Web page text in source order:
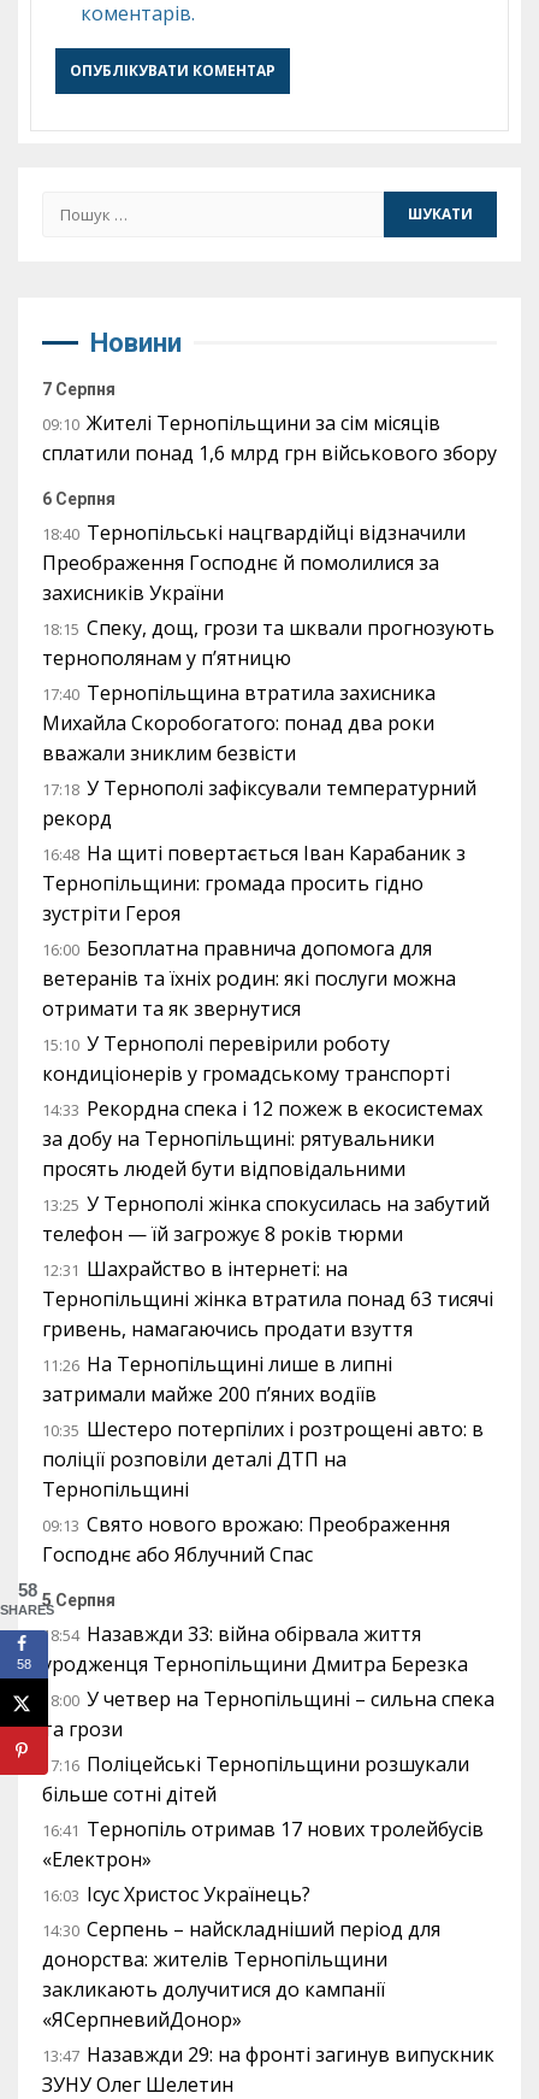
коментарів.
Пошук:
Новини
7 Серпня
09:10 Жителі Тернопільщини за сім місяців
сплатили понад 1,6 млрд грн військового збору
6 Серпня
18:40 Тернопільські нацгвардійці відзначили
Преображення Господнє й помолилися за
захисників України
18:15 Спеку, дощ, грози та шквали прогнозують
тернополянам у п’ятницю
17:40 Тернопільщина втратила захисника
Михайла Скоробогатого: понад два роки
вважали зниклим безвісти
17:18 У Тернополі зафіксували температурний
рекорд
16:48 На щиті повертається Іван Карабаник з
Тернопільщини: громада просить гідно
зустріти Героя
16:00 Безоплатна правнича допомога для
ветеранів та їхніх родин: які послуги можна
отримати та як звернутися
15:10 У Тернополі перевірили роботу
кондиціонерів у громадському транспорті
14:33 Рекордна спека і 12 пожеж в екосистемах
за добу на Тернопільщині: рятувальники
просять людей бути відповідальними
13:25 У Тернополі жінка спокусилась на забутий
телефон — їй загрожує 8 років тюрми
12:31 Шахрайство в інтернеті: на
Тернопільщині жінка втратила понад 63 тисячі
гривень, намагаючись продати взуття
11:26 На Тернопільщині лише в липні
затримали майже 200 п’яних водіїв
10:35 Шестеро потерпілих і розтрощені авто: в
поліції розповіли деталі ДТП на
Тернопільщині
09:13 Свято нового врожаю: Преображення
Господнє або Яблучний Спас
5 Серпня
18:54 Назавжди 33: війна обірвала життя
уродженця Тернопільщини Дмитра Березка
18:00 У четвер на Тернопільщині – сильна спека
та грози
17:16 Поліцейські Тернопільщини розшукали
більше сотні дітей
16:41 Тернопіль отримав 17 нових тролейбусів
«Електрон»
16:03 Ісус Христос Українець?
14:30 Серпень – найскладніший період для
донорства: жителів Тернопільщини
закликають долучитися до кампанії
«ЯСерпневийДонор»
13:47 Назавжди 29: на фронті загинув випускник
ЗУНУ Олег Шелетин
58
SHARES
58